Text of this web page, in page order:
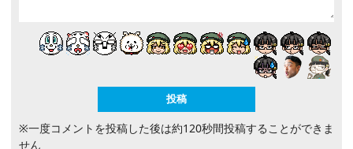
※一度コメントを投稿した後は約120秒間投稿することができま
せん